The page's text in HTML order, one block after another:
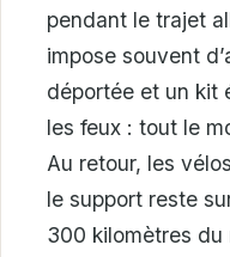
pendant le trajet
impose souvent
déportée et un kit
les feux : tout le
Au retour, les
le support reste
300 kilomètres du